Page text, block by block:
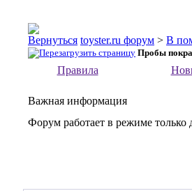
toyster.ru форум > В
Пробы
Правила
Важная информация
Форум работает в режиме